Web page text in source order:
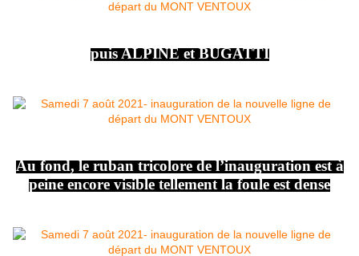
puis ALPINE et BUGATTI
Au fond, le ruban tricolore de l’inauguration est à
peine encore visible tellement la foule est dense